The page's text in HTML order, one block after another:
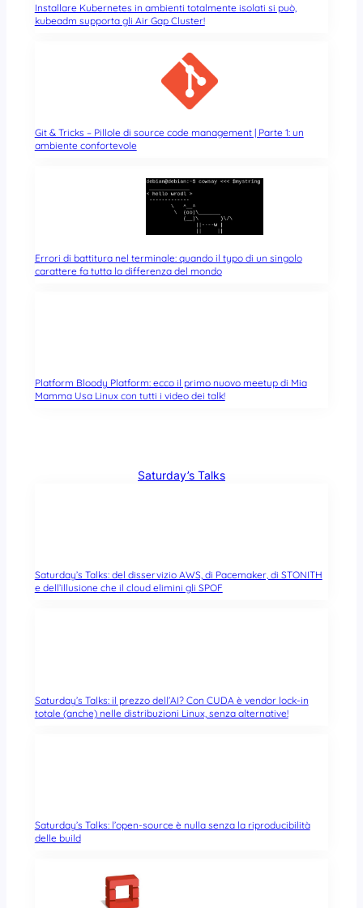
Installare Kubernetes in ambienti totalmente isolati si può,
kubeadm supporta gli Air Gap Cluster!
Git & Tricks – Pillole di source code management | Parte 1: un
ambiente confortevole
Errori di battitura nel terminale: quando il typo di un singolo
carattere fa tutta la differenza del mondo
Platform Bloody Platform: ecco il primo nuovo meetup di Mia
Mamma Usa Linux con tutti i video dei talk!
Saturday’s Talks
Saturday’s Talks: del disservizio AWS, di Pacemaker, di STONITH
e dell’illusione che il cloud elimini gli SPOF
Saturday’s Talks: il prezzo dell’AI? Con CUDA è vendor lock-in
totale (anche) nelle distribuzioni Linux, senza alternative!
Saturday’s Talks: l’open-source è nulla senza la riproducibilità
delle build